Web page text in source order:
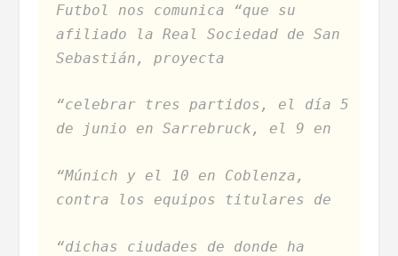
Futbol nos comunica “que su
afiliado la Real Sociedad de San
Sebastián, proyecta
“celebrar tres partidos, el día 5
de junio en Sarrebruck, el 9 en
“Múnich y el 10 en Coblenza,
contra los equipos titulares de
“dichas ciudades de donde ha